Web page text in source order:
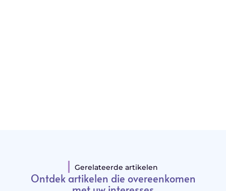
Gerelateerde artikelen
Ontdek artikelen die overeenkomen